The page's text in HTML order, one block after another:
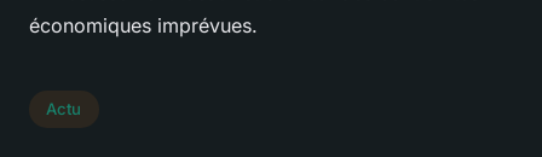
économiques imprévues.
Actu